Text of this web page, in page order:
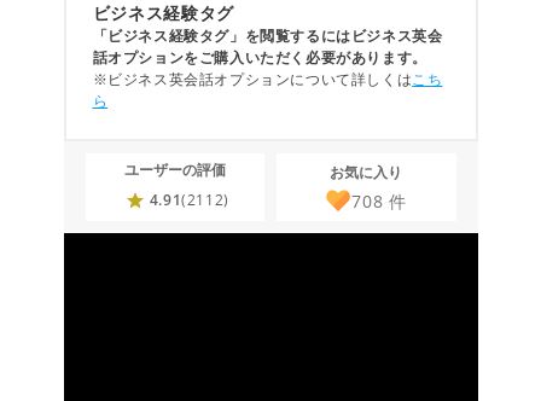
ビジネス経験タグ
「ビジネス経験タグ」を閲覧するにはビジネス英会
話オプションをご購入いただく必要があります。
※ビジネス英会話オプションについて詳しくはこち
ら
ユーザーの評価
4.91(2112)
お気に入り
708 件